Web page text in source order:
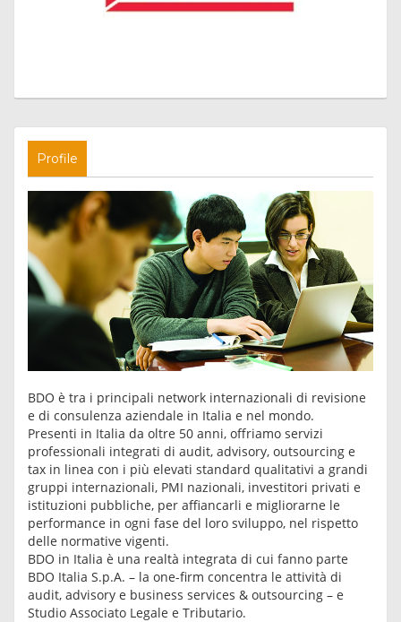
Profile
BDO è tra i principali network internazionali di revisione
e di consulenza aziendale in Italia e nel mondo.
Presenti in Italia da oltre 50 anni, offriamo servizi
professionali integrati di audit, advisory, outsourcing e
tax in linea con i più elevati standard qualitativi a grandi
gruppi internazionali, PMI nazionali, investitori privati e
istituzioni pubbliche, per affiancarli e migliorarne le
performance in ogni fase del loro sviluppo, nel rispetto
delle normative vigenti.
BDO in Italia è una realtà integrata di cui fanno parte
BDO Italia S.p.A. – la one-firm concentra le attività di
audit, advisory e business services & outsourcing – e
Studio Associato Legale e Tributario.